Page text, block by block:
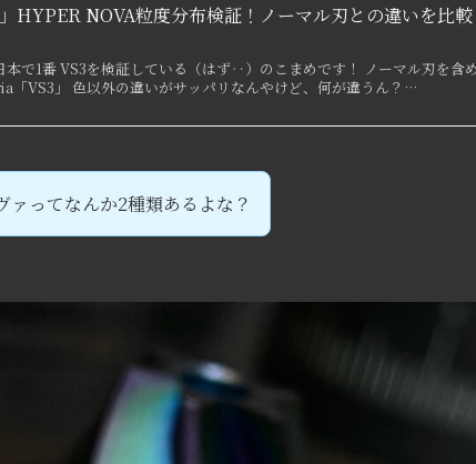
HYPER NOVA粒度分布検証！ノーマル刃との違いを比
本で1番 VS3を検証している（はず‥）のこまめです！ ノーマル刃を含
「VS3」 色以外の違いがサッパリなんやけど、何が違うん？…
ァってなんか2種類あるよな？